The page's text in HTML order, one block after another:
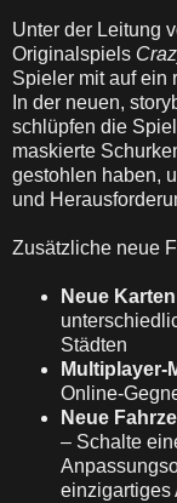
Unter der Leitung
Originalspiels
Spieler mit auf ein
In der neuen,
schlüpfen die
maskierte
gestohlen haben,
und
Zusätzliche neue
Neue
Städten
Multiplayer-
Online-
Neue
– Schalte
einzigartiges